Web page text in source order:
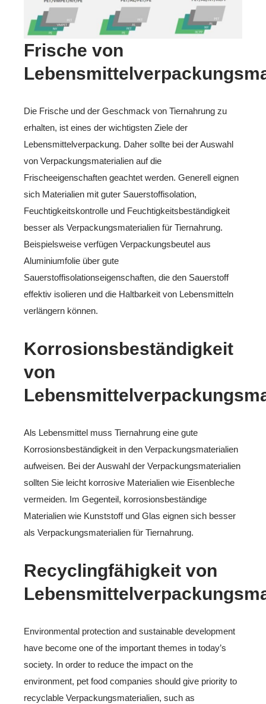
Frische von
Die Frische und der Geschmack von Tiernahrung zu
erhalten, ist eines der wichtigsten Ziele der
Lebensmittelverpackung. Daher sollte bei der Auswahl
von Verpackungsmaterialien auf die
Frischeeigenschaften geachtet werden. Generell eignen
sich Materialien mit guter Sauerstoffisolation,
Feuchtigkeitskontrolle und Feuchtigkeitsbeständigkeit
besser als Verpackungsmaterialien für Tiernahrung.
Beispielsweise verfügen Verpackungsbeutel aus
Aluminiumfolie über gute
Sauerstoffisolationseigenschaften, die den Sauerstoff
effektiv isolieren und die Haltbarkeit von Lebensmitteln
verlängern können.
Korrosionsbeständigkeit
von
Als Lebensmittel muss Tiernahrung eine gute
Korrosionsbeständigkeit in den Verpackungsmaterialien
aufweisen. Bei der Auswahl der Verpackungsmaterialien
sollten Sie leicht korrosive Materialien wie Eisenbleche
vermeiden. Im Gegenteil, korrosionsbeständige
Materialien wie Kunststoff und Glas eignen sich besser
als Verpackungsmaterialien für Tiernahrung.
Recyclingfähigkeit von
Environmental protection and sustainable development
have become one of the important themes in today’s
society. In order to reduce the impact on the
environment, pet food companies should give priority to
recyclable Verpackungsmaterialien, such as